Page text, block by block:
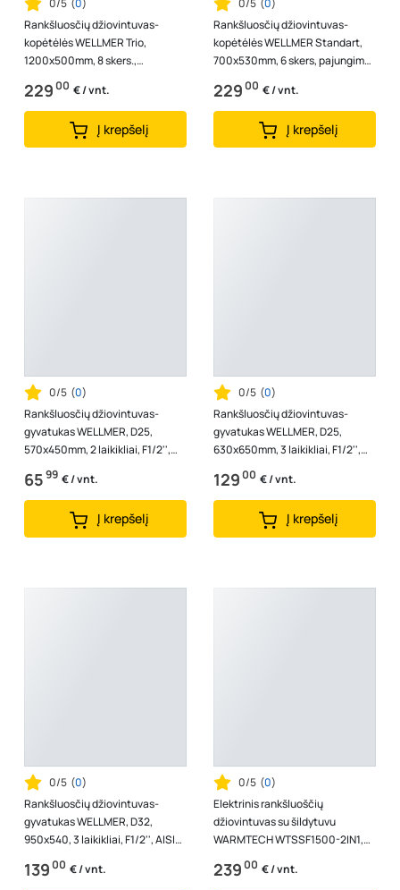
0/5 (0)
Rankšluosčių džiovintuvas-
kopėtėlės WELLMER Trio,
1200x500mm, 8 skers.,
pajungimas 470 mm, AISI 316
nerūd. plienas, 319...
22900 € / vnt.
Į krepšelį
0/5 (0)
Rankšluosčių džiovintuvas-
kopėtėlės WELLMER Standart,
700x530mm, 6 skers, pajungimas
500 mm, AISI 316 nerūd. plienas,
31...
22900 € / vnt.
Į krepšelį
0/5 (0)
Rankšluosčių džiovintuvas-
gyvatukas WELLMER, D25,
570x450mm, 2 laikikliai, F1/2'',
AISI 316 nerūd. plienas, 34041
6599 € / vnt.
Į krepšelį
0/5 (0)
Rankšluosčių džiovintuvas-
gyvatukas WELLMER, D25,
630x650mm, 3 laikikliai, F1/2'',
AISI 316 nerūd. plienas, 34099
12900 € / vnt.
Į krepšelį
0/5 (0)
Rankšluosčių džiovintuvas-
gyvatukas WELLMER, D32,
950x540, 3 laikikliai, F1/2'', AISI
316 nerūd. plienas, 34492
13900 € / vnt.
0/5 (0)
Elektrinis rankšluoščių
džiovintuvas su šildytuvu
WARMTECH WTSSF1500-2IN1,
galia 1500W
23900 € / vnt.